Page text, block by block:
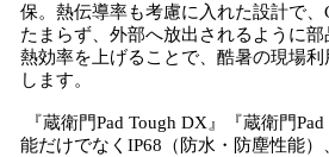
保。熱伝導率も考慮に入れた設計で、
たまらず、外部へ放出されるように
熱効率を上げることで、酷暑の現場
します。
『蔵衛門Pad Tough DX』『蔵衛門
能だけでなくIP68（防水・防塵性能）